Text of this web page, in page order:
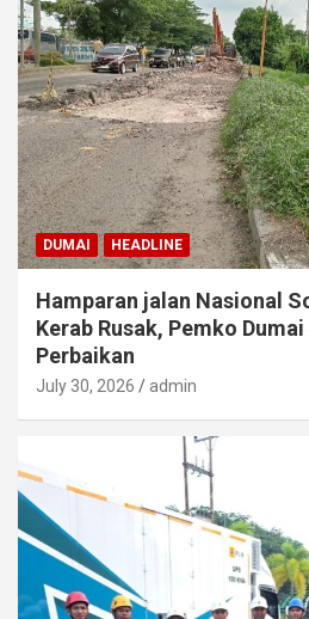
DUMAI HEADLINE
Hamparan jalan Nasional
Kerab Rusak, Pemko
Perbaikan
July 30, 2026 admin